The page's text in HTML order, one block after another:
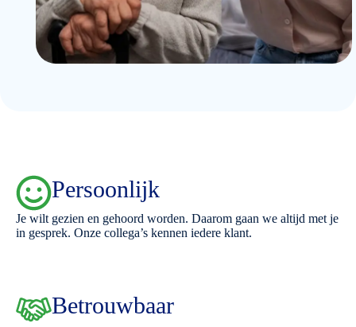
Persoonlijk
Je wilt gezien en gehoord worden. Daarom gaan we altijd met je
in gesprek. Onze collega’s kennen iedere klant.
Betrouwbaar